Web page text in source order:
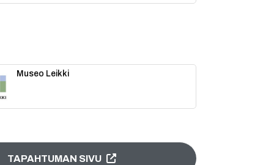
Museo Leikki
TAPAHTUMAN SIVU